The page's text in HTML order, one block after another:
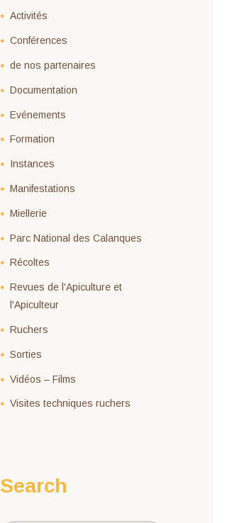
Activités
Conférences
de nos partenaires
Documentation
Evénements
Formation
Instances
Manifestations
Miellerie
Parc National des Calanques
Récoltes
Revues de l'Apiculture et
l'Apiculteur
Ruchers
Sorties
Vidéos – Films
Visites techniques ruchers
Search